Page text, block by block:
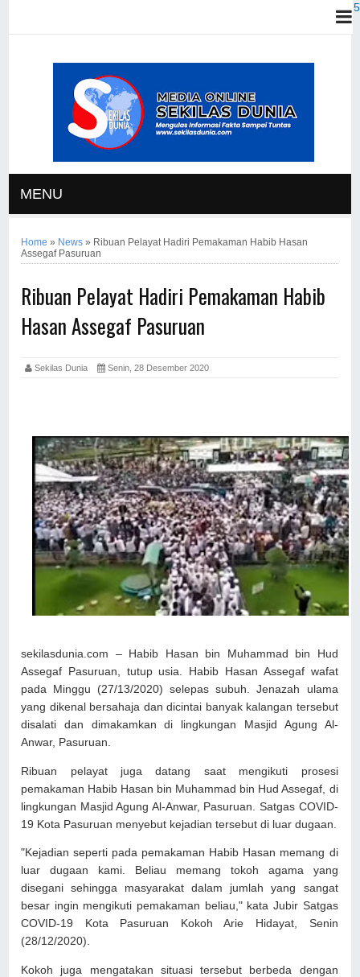
MENU
Home » News » Ribuan Pelayat Hadiri Pemakaman Habib Hasan
Assegaf Pasuruan
Ribuan Pelayat Hadiri Pemakaman Habib
Hasan Assegaf Pasuruan
Sekilas Dunia Senin, 28 Desember 2020
sekilasdunia.com – Habib Hasan bin Muhammad bin Hud
Assegaf Pasuruan, tutup usia. Habib Hasan Assegaf wafat
pada Minggu (27/13/2020) selepas subuh. Jenazah ulama
yang dikenal bersahaja dan dicintai banyak kalangan tersebut
disalati dan dimakamkan di lingkungan Masjid Agung Al-
Anwar, Pasuruan.
Ribuan pelayat juga datang saat mengikuti prosesi
pemakaman Habib Hasan bin Muhammad bin Hud Assegaf, di
lingkungan Masjid Agung Al-Anwar, Pasuruan. Satgas COVID-
19 Kota Pasuruan menyebut kejadian tersebut di luar dugaan.
"Kejadian seperti pada pemakaman Habib Hasan memang di
luar dugaan kami. Beliau memang tokoh agama yang
disegani sehingga masyarakat dalam jumlah yang sangat
besar ingin mengikuti pemakaman beliau," kata Jubir Satgas
COVID-19 Kota Pasuruan Kokoh Arie Hidayat, Senin
(28/12/2020).
Kokoh juga mengatakan situasi tersebut berbeda dengan